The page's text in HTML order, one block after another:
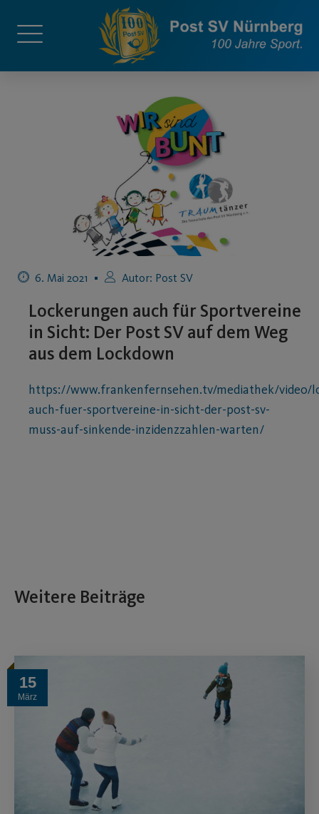
6. Mai 2021 Autor: Post SV
Lockerungen auch für Sportvereine
in Sicht: Der Post SV auf dem Weg
aus dem Lockdown
https://www.frankenfernsehen.tv/mediathek/video/
auch-fuer-sportvereine-in-sicht-der-post-sv-
muss-auf-sinkende-inzidenzzahlen-warten/
Weitere Beiträge
15
März